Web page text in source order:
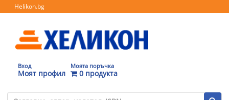
Helikon.bg
Вход
Моят профил
Моята поръчка
0 продукта